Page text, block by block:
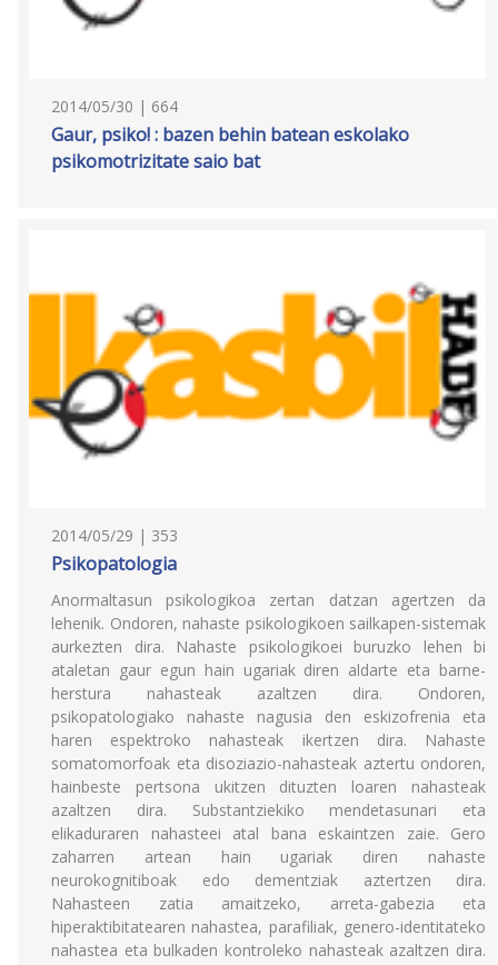
2014/05/30 | 664
Gaur, psiko! : bazen behin batean eskolako
psikomotrizitate saio bat
2014/05/29 | 353
Psikopatologia
Anormaltasun psikologikoa zertan datzan agertzen da
lehenik. Ondoren, nahaste psikologikoen sailkapen-sistemak
aurkezten dira. Nahaste psikologikoei buruzko lehen bi
ataletan gaur egun hain ugariak diren aldarte eta barne-
herstura nahasteak azaltzen dira. Ondoren,
psikopatologiako nahaste nagusia den eskizofrenia eta
haren espektroko nahasteak ikertzen dira. Nahaste
somatomorfoak eta disoziazio-nahasteak aztertu ondoren,
hainbeste pertsona ukitzen dituzten loaren nahasteak
azaltzen dira. Substantziekiko mendetasunari eta
elikaduraren nahasteei atal bana eskaintzen zaie. Gero
zaharren artean hain ugariak diren nahaste
neurokognitiboak edo dementziak aztertzen dira.
Nahasteen zatia amaitzeko, arreta-gabezia eta
hiperaktibitatearen nahastea, parafiliak, genero-identitateko
nahastea eta bulkaden kontroleko nahasteak azaltzen dira.